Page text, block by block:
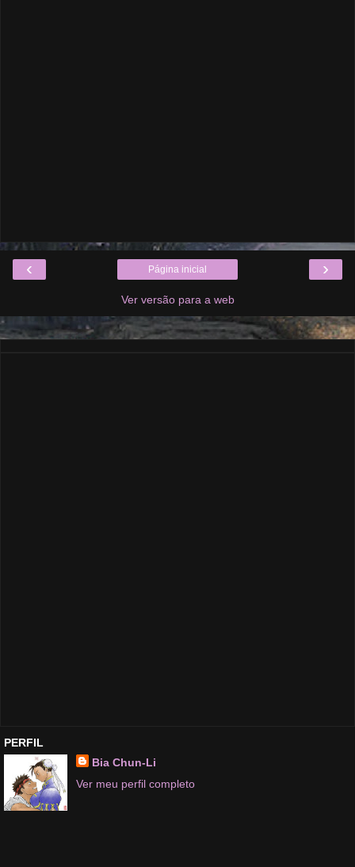
‹ ›
Página inicial
Ver versão para a web
PERFIL
Bia Chun-Li
Ver meu perfil completo